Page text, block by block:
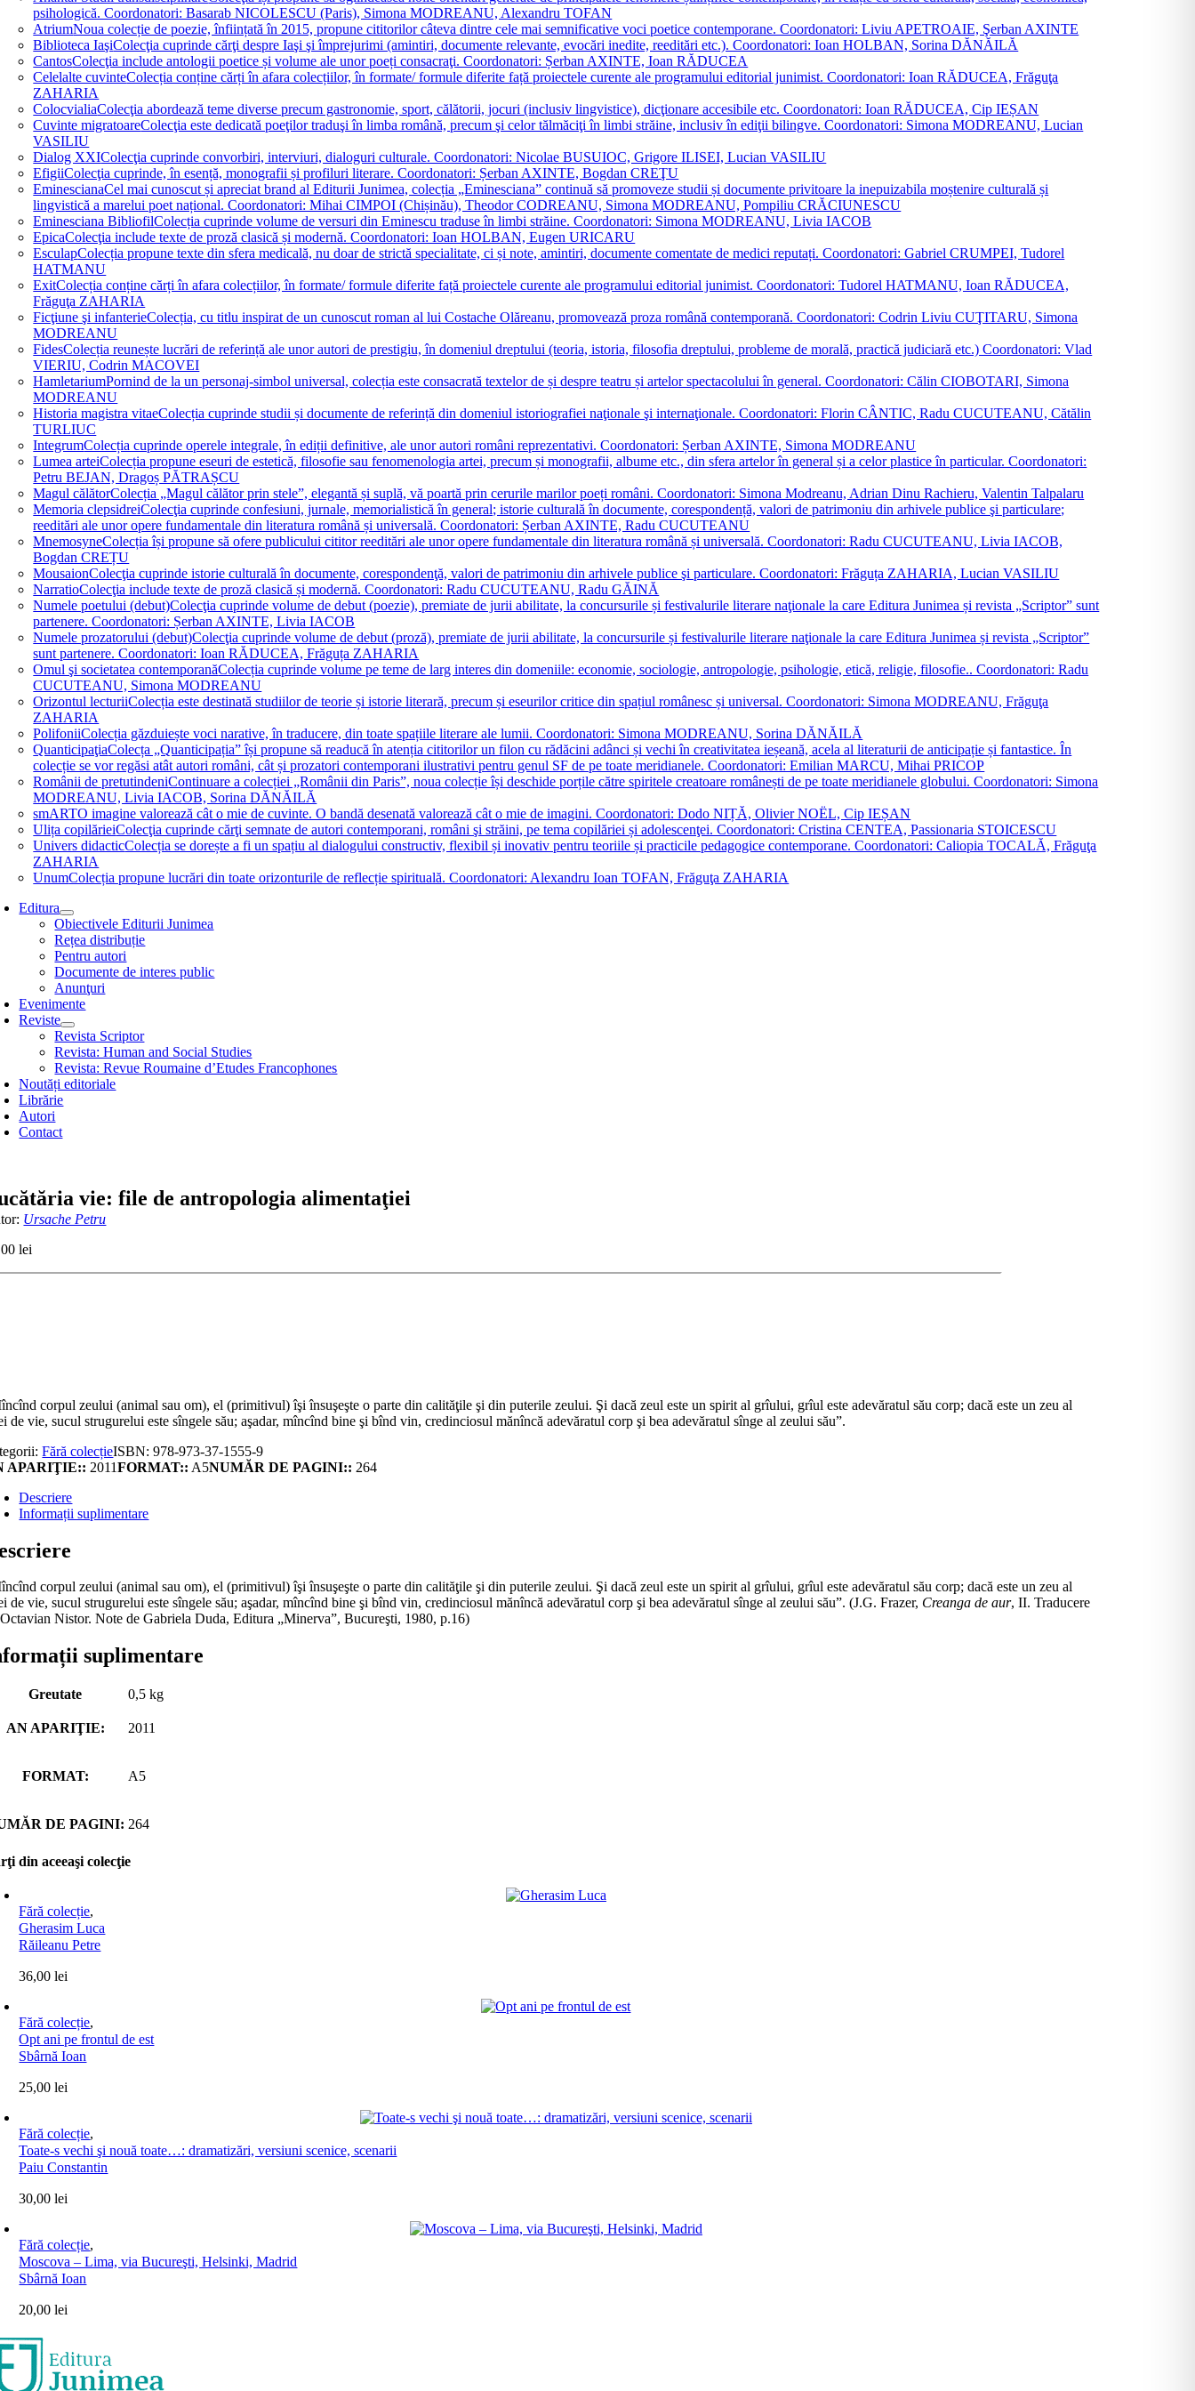
psihologică. Coordonatori: Basarab NICOLESCU (Paris), Simona MODREANU, Alexandru TOFAN
AtriumNoua colecție de poezie, înființată în 2015, propune cititorilor câteva dintre cele mai semnificative voci poetice contemporane. Coordonatori: Liviu APETROAIE, Şerban AXINTE
Biblioteca IaşiColecţia cuprinde cărţi despre Iaşi şi împrejurimi (amintiri, documente relevante, evocări inedite, reeditări etc.). Coordonatori: Ioan HOLBAN, Sorina DĂNĂILĂ
CantosColecţia include antologii poetice și volume ale unor poeți consacraţi. Coordonatori: Șerban AXINTE, Ioan RĂDUCEA
Celelalte cuvinteColecția conține cărți în afara colecțiilor, în formate/ formule diferite față proiectele curente ale programului editorial junimist. Coordonatori: Ioan RĂDUCEA, Frăguţa
ZAHARIA
ColocvialiaColecţia abordează teme diverse precum gastronomie, sport, călătorii, jocuri (inclusiv lingvistice), dicţionare accesibile etc. Coordonatori: Ioan RĂDUCEA, Cip IEȘAN
Cuvinte migratoareColecţia este dedicată poeţilor traduşi în limba română, precum şi celor tălmăciţi în limbi străine, inclusiv în ediţii bilingve. Coordonatori: Simona MODREANU, Lucian
VASILIU
Dialog XXIColecţia cuprinde convorbiri, interviuri, dialoguri culturale. Coordonatori: Nicolae BUSUIOC, Grigore ILISEI, Lucian VASILIU
EfigiiColecţia cuprinde, în esență, monografii și profiluri literare. Coordonatori: Șerban AXINTE, Bogdan CREŢU
EminescianaCel mai cunoscut și apreciat brand al Editurii Junimea, colecția „Eminesciana” continuă să promoveze studii și documente privitoare la inepuizabila moștenire culturală și
lingvistică a marelui poet național. Coordonatori: Mihai CIMPOI (Chișinău), Theodor CODREANU, Simona MODREANU, Pompiliu CRĂCIUNESCU
Eminesciana BibliofilColecția cuprinde volume de versuri din Eminescu traduse în limbi străine. Coordonatori: Simona MODREANU, Livia IACOB
EpicaColecţia include texte de proză clasică și modernă. Coordonatori: Ioan HOLBAN, Eugen URICARU
EsculapColecția propune texte din sfera medicală, nu doar de strictă specialitate, ci și note, amintiri, documente comentate de medici reputați. Coordonatori: Gabriel CRUMPEI, Tudorel
HATMANU
ExitColecția conține cărți în afara colecțiilor, în formate/ formule diferite față proiectele curente ale programului editorial junimist. Coordonatori: Tudorel HATMANU, Ioan RĂDUCEA,
Frăguţa ZAHARIA
Ficţiune şi infanterieColecția, cu titlu inspirat de un cunoscut roman al lui Costache Olăreanu, promovează proza română contemporană. Coordonatori: Codrin Liviu CUŢITARU, Simona
MODREANU
FidesColecția reunește lucrări de referință ale unor autori de prestigiu, în domeniul dreptului (teoria, istoria, filosofia dreptului, probleme de morală, practică judiciară etc.) Coordonatori: Vlad
VIERIU, Codrin MACOVEI
HamletariumPornind de la un personaj-simbol universal, colecția este consacrată textelor de și despre teatru și artelor spectacolului în general. Coordonatori: Călin CIOBOTARI, Simona
MODREANU
Historia magistra vitaeColecția cuprinde studii și documente de referință din domeniul istoriografiei naţionale şi internaţionale. Coordonatori: Florin CÂNTIC, Radu CUCUTEANU, Cătălin
TURLIUC
IntegrumColecția cuprinde operele integrale, în ediții definitive, ale unor autori români reprezentativi. Coordonatori: Șerban AXINTE, Simona MODREANU
Lumea arteiColecția propune eseuri de estetică, filosofie sau fenomenologia artei, precum și monografii, albume etc., din sfera artelor în general și a celor plastice în particular. Coordonatori:
Petru BEJAN, Dragoș PĂTRAȘCU
Magul călătorColecția „Magul călător prin stele”, elegantă și suplă, vă poartă prin cerurile marilor poeți români. Coordonatori: Simona Modreanu, Adrian Dinu Rachieru, Valentin Talpalaru
Memoria clepsidreiColecţia cuprinde confesiuni, jurnale, memorialistică în general; istorie culturală în documente, corespondență, valori de patrimoniu din arhivele publice şi particulare;
reeditări ale unor opere fundamentale din literatura română și universală. Coordonatori: Șerban AXINTE, Radu CUCUTEANU
MnemosyneColecția își propune să ofere publicului cititor reeditări ale unor opere fundamentale din literatura română și universală. Coordonatori: Radu CUCUTEANU, Livia IACOB,
Bogdan CREȚU
MousaionColecţia cuprinde istorie culturală în documente, corespondenţă, valori de patrimoniu din arhivele publice şi particulare. Coordonatori: Frăguța ZAHARIA, Lucian VASILIU
NarratioColecţia include texte de proză clasică și modernă. Coordonatori: Radu CUCUTEANU, Radu GĂINĂ
Numele poetului (debut)Colecţia cuprinde volume de debut (poezie), premiate de jurii abilitate, la concursurile și festivalurile literare naţionale la care Editura Junimea și revista „Scriptor” sunt
partenere. Coordonatori: Șerban AXINTE, Livia IACOB
Numele prozatorului (debut)Colecţia cuprinde volume de debut (proză), premiate de jurii abilitate, la concursurile și festivalurile literare naţionale la care Editura Junimea și revista „Scriptor”
sunt partenere. Coordonatori: Ioan RĂDUCEA, Frăguța ZAHARIA
Omul şi societatea contemporanăColecția cuprinde volume pe teme de larg interes din domeniile: economie, sociologie, antropologie, psihologie, etică, religie, filosofie.. Coordonatori: Radu
CUCUTEANU, Simona MODREANU
Orizontul lecturiiColecția este destinată studiilor de teorie și istorie literară, precum și eseurilor critice din spațiul românesc și universal. Coordonatori: Simona MODREANU, Frăguţa
ZAHARIA
PolifoniiColecția găzduiește voci narative, în traducere, din toate spațiile literare ale lumii. Coordonatori: Simona MODREANU, Sorina DĂNĂILĂ
QuanticipaţiaColecța „Quanticipația” își propune să readucă în atenția cititorilor un filon cu rădăcini adânci și vechi în creativitatea ieșeană, acela al literaturii de anticipație și fantastice. În
colecție se vor regăsi atât autori români, cât și prozatori contemporani ilustrativi pentru genul SF de pe toate meridianele. Coordonatori: Emilian MARCU, Mihai PRICOP
Românii de pretutindeniContinuare a colecției „Românii din Paris”, noua colecție își deschide porțile către spiritele creatoare românești de pe toate meridianele globului. Coordonatori: Simona
MODREANU, Livia IACOB, Sorina DĂNĂILĂ
smARTO imagine valorează cât o mie de cuvinte. O bandă desenată valorează cât o mie de imagini. Coordonatori: Dodo NIȚĂ, Olivier NOËL, Cip IEȘAN
Ulița copilărieiColecţia cuprinde cărţi semnate de autori contemporani, români şi străini, pe tema copilăriei și adolescenţei. Coordonatori: Cristina CENTEA, Passionaria STOICESCU
Univers didacticColecția se dorește a fi un spațiu al dialogului constructiv, flexibil și inovativ pentru teoriile și practicile pedagogice contemporane. Coordonatori: Caliopia TOCALĂ, Frăguţa
ZAHARIA
UnumColecția propune lucrări din toate orizonturile de reflecție spirituală. Coordonatori: Alexandru Ioan TOFAN, Frăguţa ZAHARIA
Editura
Obiectivele Editurii Junimea
Rețea distribuție
Pentru autori
Documente de interes public
Anunţuri
Evenimente
Reviste
Revista Scriptor
Revista: Human and Social Studies
Revista: Revue Roumaine d’Etudes Francophones
Noutăți editoriale
Librărie
Autori
Contact
vie: file de antropologia alimentaţiei
Ursache Petru
lei
corpul zeului (animal sau om), el (primitivul) îşi însuşeşte o parte din calităţile şi din puterile zeului. Şi dacă zeul este un spirit al grîului, grîul este adevăratul său corp; dacă este un zeu al
de vie, sucul strugurelui este sîngele său; aşadar, mîncînd bine şi bînd vin, credinciosul mănîncă adevăratul corp şi bea adevăratul sînge al zeului său”.
Fără colecțieISBN:978-973-37-1555-9
APARIŢIE:: 2011FORMAT:: A5NUMĂR DE PAGINI:: 264
Descriere
Informații suplimentare
corpul zeului (animal sau om), el (primitivul) îşi însuşeşte o parte din calităţile şi din puterile zeului. Şi dacă zeul este un spirit al grîului, grîul este adevăratul său corp; dacă este un zeu al
de vie, sucul strugurelui este sîngele său; aşadar, mîncînd bine şi bînd vin, credinciosul mănîncă adevăratul corp şi bea adevăratul sînge al zeului său”. (J.G. Frazer, Creanga de aur, II. Traducere
Nistor. Note de Gabriela Duda, Editura „Minerva”, Bucureşti, 1980, p.16)
suplimentare
Greutate 0,5 kg
AN APARIŢIE: 2011
FORMAT: A5
DE PAGINI: 264
din aceeaşi colecţie
Fără colecție,
Gherasim Luca
Răileanu Petre
36,00lei
Fără colecție,
Opt ani pe frontul de est
Sbârnă Ioan
25,00lei
Fără colecție,
Toate-s vechi şi nouă toate…: dramatizări, versiuni scenice, scenarii
Paiu Constantin
30,00lei
Fără colecție,
Moscova – Lima, via Bucureşti, Helsinki, Madrid
Sbârnă Ioan
20,00lei